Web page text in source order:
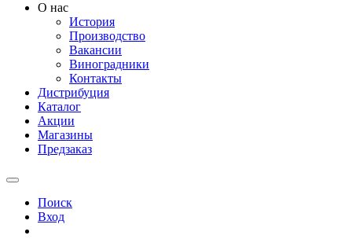
О нас
История
Производство
Вакансии
Виноградники
Контакты
Дистрибуция
Каталог
Акции
Магазины
Предзаказ
Поиск
Вход